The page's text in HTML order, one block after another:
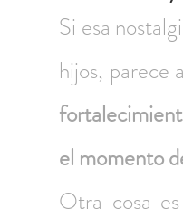
Si esa
hijos, parece
el momento
Otra cosa